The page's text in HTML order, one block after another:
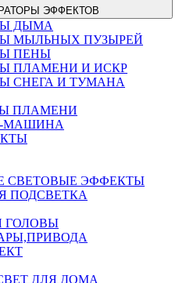
ЭФФЕКТОВ
ДЫМА
МЫЛЬНЫХ ПУЗЫРЕЙ
ПЕНЫ
ПЛАМЕНИ И ИСКР
СНЕГА И ТУМАНА
ПЛАМЕНИ
МАШИНА
СВЕТОВЫЕ ЭФФЕКТЫ
ПОДСВЕТКА
ГОЛОВЫ
ДЛЯ ДОМА